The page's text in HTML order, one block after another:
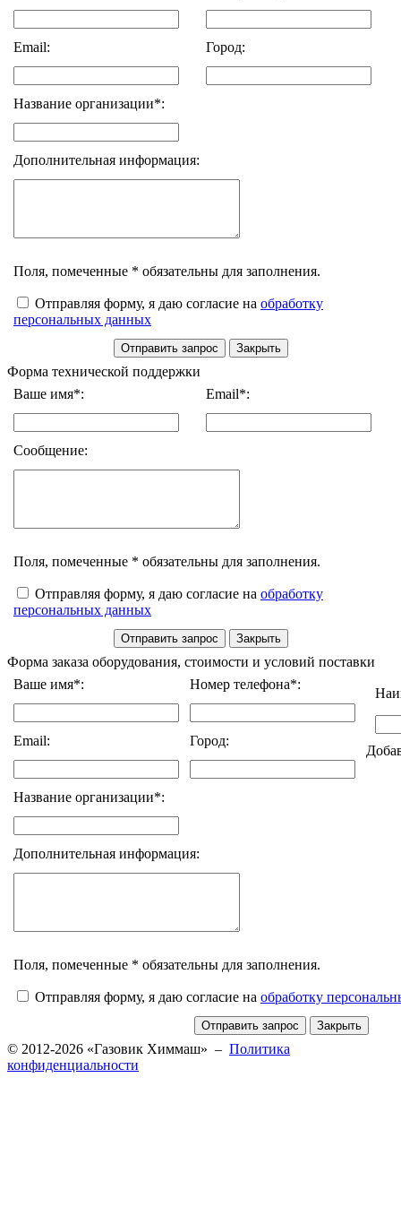
Email: Город:
Название организации*:
Дополнительная информация:
Поля, помеченные * обязательны для заполнения.
Отправляя форму, я даю согласие на обработку
персональных данных
Форма технической поддержки
Ваше имя*:
Email*:
Сообщение:
Поля, помеченные * обязательны для заполнения.
Отправляя форму, я даю согласие на обработку
персональных данных
Форма заказа оборудования, стоимости и условий поставки
Ваше имя*:
Номер телефона*:
Email: Город:
Название организации*:
Дополнительная информация:
Поля, помеченные * обязательны для заполнения.
Отправляя форму, я даю согласие на обработку
© 2012-2026 «Газовик Химмаш» – Политика
конфиденциальности